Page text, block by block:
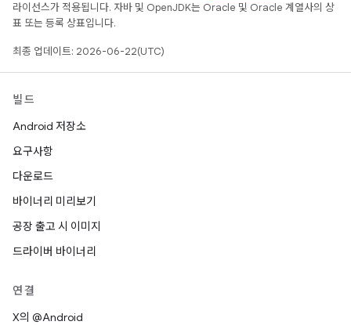
라이선스가 적용됩니다. 자바 및 OpenJDK는 Oracle 및 Oracle 계열사의 상
표 또는 등록 상표입니다.
최종 업데이트: 2026-06-22(UTC)
빌드
Android 저장소
요구사항
다운로드
바이너리 미리보기
공장 출고 시 이미지
드라이버 바이너리
연결
X의 @Android